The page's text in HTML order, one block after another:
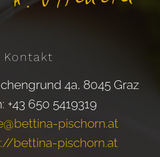
Kontakt
4a, 8045 Graz
+43 650 5419319
pischorn.at
bettina-pischorn.at